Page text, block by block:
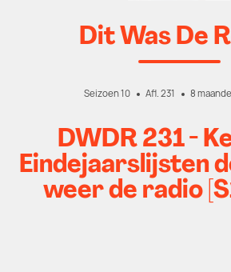
Dit Was De
Seizoen 10 Afl. 231 8
DWDR 231 -
Eindejaarslijsten
weer de radio